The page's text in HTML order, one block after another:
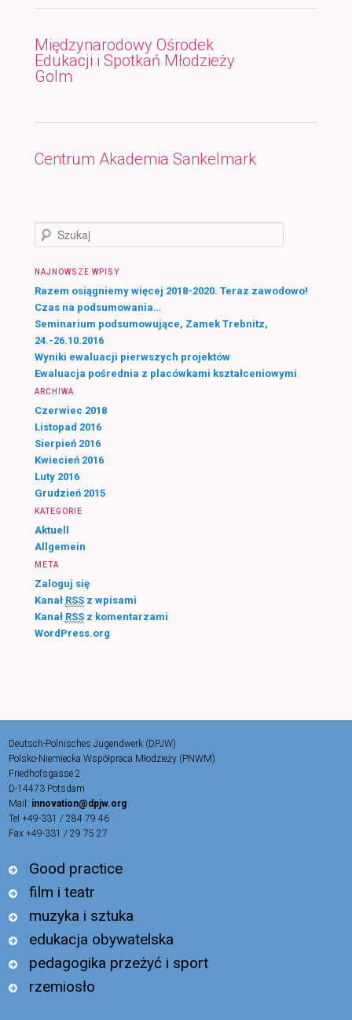
Międzynarodowy Ośrodek
Edukacji i Spotkań Młodzieży
Golm
Centrum Akademia Sankelmark
k
a
j
NAJNOWSZE WPISY
Razem osiągniemy więcej 2018-2020. Teraz zawodowo!
Czas na podsumowania…
Seminarium podsumowujące, Zamek Trebnitz,
24.-26.10.2016
Wyniki ewaluacji pierwszych projektów
Ewaluacja pośrednia z placówkami kształceniowymi
ARCHIWA
Czerwiec 2018
Listopad 2016
Sierpień 2016
Kwiecień 2016
Luty 2016
Grudzień 2015
KATEGORIE
Aktuell
Allgemein
META
Zaloguj się
Kanał RSSz wpisami
Kanał RSSz komentarzami
WordPress.org
Deutsch-Polnisches Jugendwerk (DPJW)
Polsko-Niemiecka Współpraca Młodzieży (PNWM)
Friedhofsgasse 2
D-14473 Potsdam
Mail: innovation@dpjw.org
Tel +49-331 / 284 79 46
Fax +49-331 / 29 75 27
Good practice
film i teatr
muzyka i sztuka
edukacja obywatelska
pedagogika przeżyć i sport
rzemiosło